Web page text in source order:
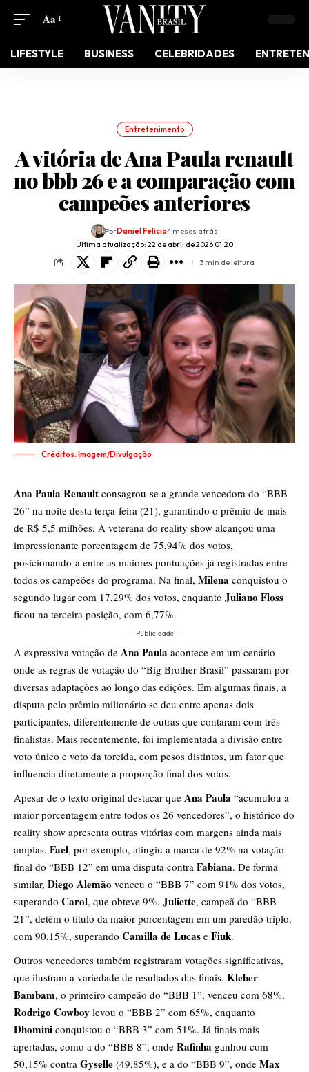
Aa
LIFESTYLE BUSINESS CELEBRIDADES
Entretenimento
A vitória de Ana Paula renault
no bbb 26 e a comparação com
campeões anteriores
Última atualização: 22 de abril de 2026 01:20
PorDaniel Felicio4 meses atrás
3 min de leitura
Créditos: Imagem/Divulgação
Ana Paula Renault consagrou-se a grande vencedora do “BBB
26” na noite desta terça-feira (21), garantindo o prêmio de mais
de R$ 5,5 milhões. A veterana do reality show alcançou uma
impressionante porcentagem de 75,94% dos votos,
posicionando-a entre as maiores pontuações já registradas entre
todos os campeões do programa. Na final, Milena conquistou o
segundo lugar com 17,29% dos votos, enquanto Juliano Floss
ficou na terceira posição, com 6,77%.
- Publicidade -
A expressiva votação de Ana Paula acontece em um cenário
onde as regras de votação do “Big Brother Brasil” passaram por
diversas adaptações ao longo das edições. Em algumas finais, a
disputa pelo prêmio milionário se deu entre apenas dois
participantes, diferentemente de outras que contaram com três
finalistas. Mais recentemente, foi implementada a divisão entre
voto único e voto da torcida, com pesos distintos, um fator que
influencia diretamente a proporção final dos votos.
Apesar de o texto original destacar que Ana Paula “acumulou a
maior porcentagem entre todos os 26 vencedores”, o histórico do
reality show apresenta outras vitórias com margens ainda mais
amplas. Fael, por exemplo, atingiu a marca de 92% na votação
final do “BBB 12” em uma disputa contra Fabiana. De forma
similar, Diego Alemão venceu o “BBB 7” com 91% dos votos,
superando Carol, que obteve 9%. Juliette, campeã do “BBB
21”, detém o título da maior porcentagem em um paredão triplo,
com 90,15%, superando Camilla de Lucas e Fiuk.
Outros vencedores também registraram votações significativas,
que ilustram a variedade de resultados das finais. Kleber
Bambam, o primeiro campeão do “BBB 1”, venceu com 68%.
Rodrigo Cowboy levou o “BBB 2” com 65%, enquanto
Dhomini conquistou o “BBB 3” com 51%. Já finais mais
apertadas, como a do “BBB 8”, onde Rafinha ganhou com
50,15% contra Gyselle (49,85%), e a do “BBB 9”, onde Max